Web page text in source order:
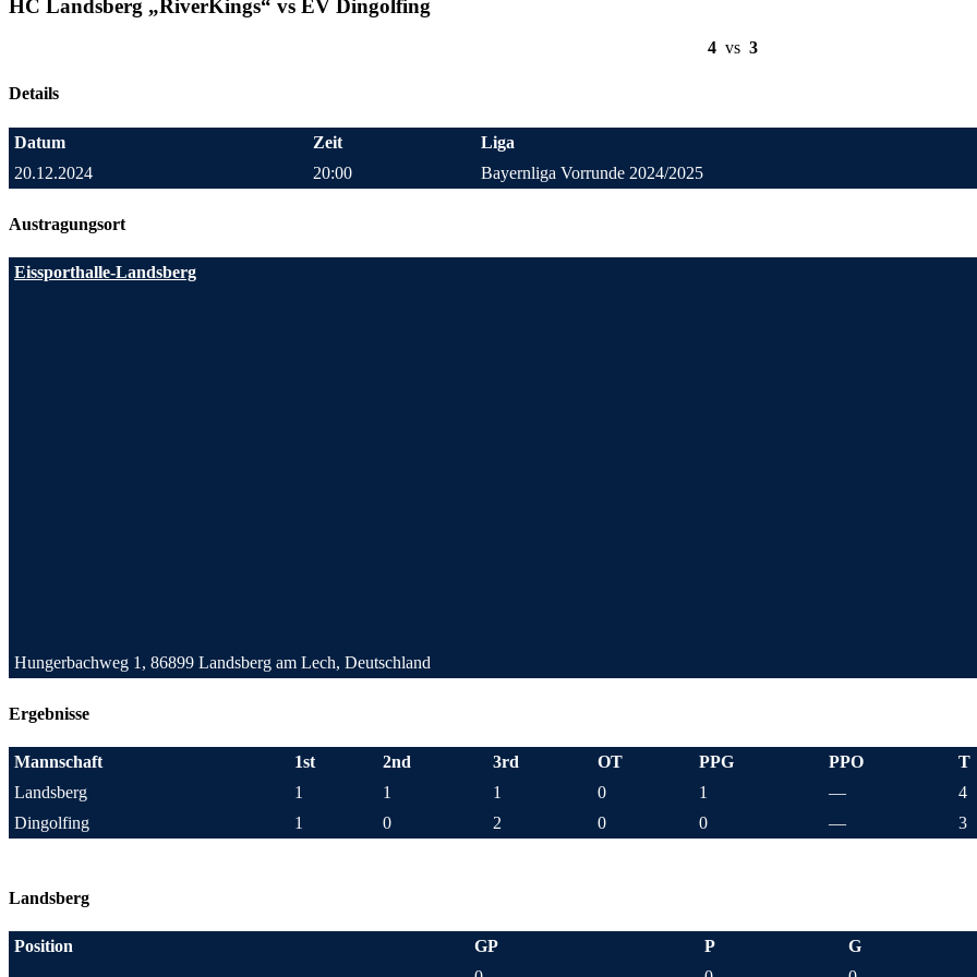
HC Landsberg „RiverKings“ vs EV Dingolfing
4 vs 3
Details
Datum Zeit Liga
20.12.2024
20:00 Bayernliga Vorrunde 2024/2025
Austragungsort
Eissporthalle-Landsberg
Hungerbachweg 1, 86899 Landsberg am Lech, Deutschland
Ergebnisse
Mannschaft 1st 2nd 3rd OT PPG PPO T
Landsberg
1 1 1 0 1 — 4
Dingolfing
1 0 2 0 0 — 3
Landsberg
Position GP P G